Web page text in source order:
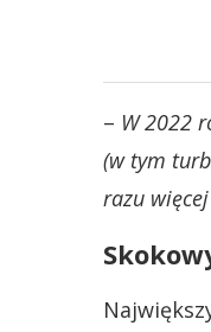
– W 2022
(w tym
razu